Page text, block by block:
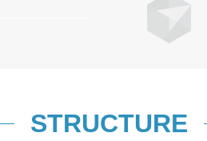
STRUCTURE